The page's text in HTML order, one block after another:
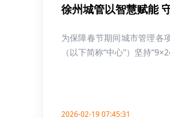
徐州城管以智慧赋能
为保障春节期间城市管理各
（以下简称“中心”）坚持
2026-02-19 07:45:31